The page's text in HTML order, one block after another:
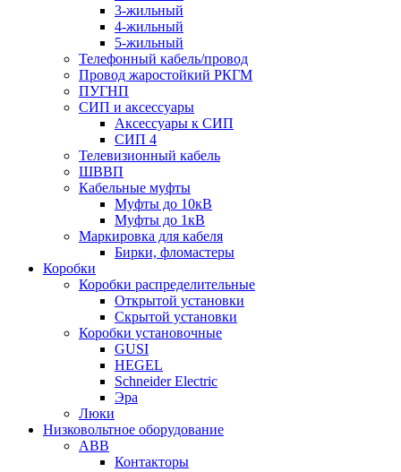
3-жильный
4-жильный
5-жильный
Телефонный кабель/провод
Провод жаростойкий РКГМ
ПУГНП
СИП и аксессуары
Аксессуары к СИП
СИП 4
Телевизионный кабель
ШВВП
Кабельные муфты
Муфты до 10кВ
Муфты до 1кВ
Маркировка для кабеля
Бирки, фломастеры
Коробки
Коробки распределительные
Открытой установки
Скрытой установки
Коробки установочные
GUSI
HEGEL
Schneider Electric
Эра
Люки
Низковольтное оборудование
ABB
Контакторы